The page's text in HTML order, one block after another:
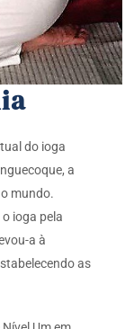
do ioga
a
mundo.
ioga pela
a à
as